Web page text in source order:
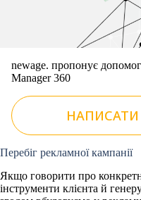
newage. пропонує
Manager 360
Перебіг рекламної кампанії
Якщо говорити про
інструменти клієнта й